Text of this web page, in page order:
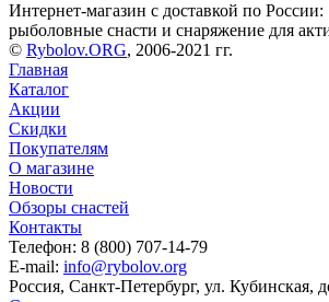
Интернет-магазин с доставкой по России:
рыболовные снасти и снаряжение для
© Rybolov.ORG, 2006-2021 гг.
Главная
Каталог
Акции
Скидки
Покупателям
О магазине
Новости
Обзоры снастей
Контакты
Телефон: 8 (800) 707-14-79
E-mail: info@rybolov.org
Россия, Санкт-Петербург, ул. Кубинская,